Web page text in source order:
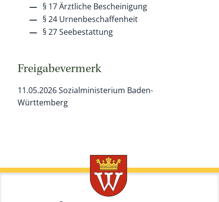
§ 17 Ärztliche Bescheinigung
§ 24 Urnenbeschaffenheit
§ 27 Seebestattung
Freigabevermerk
11.05.2026 Sozialministerium Baden-
Württemberg